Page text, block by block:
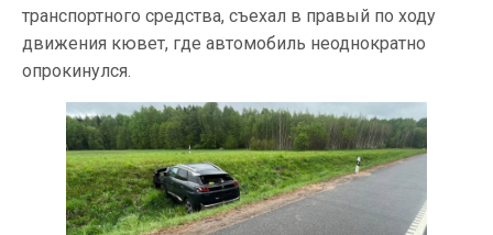
транспортного средства, съехал в правый по ходу
движения кювет, где автомобиль неоднократно
опрокинулся.